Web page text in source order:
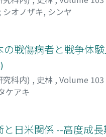
; シオノザキ, シンヤ
戦傷病者と戦争体験
究科内) , 史林 , Volume 103
ケアキ
日米関係 --高度成